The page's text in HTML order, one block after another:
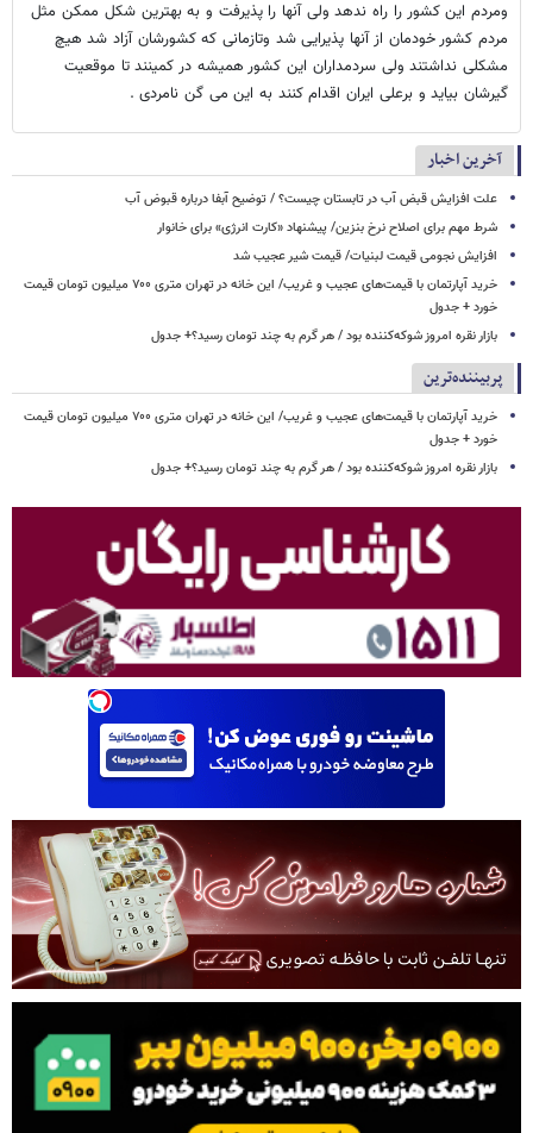
ومردم این کشور را راه ندهد ولی آنها را پذیرفت و به بهترین شکل ممکن مثل
مردم کشور خودمان از آنها پذیرایی شد وتازمانی که کشورشان آزاد شد هیچ
مشکلی نداشتند ولی سردمداران این کشور همیشه در کمینند تا موقعیت
گیرشان بیاید و برعلی ایران اقدام کنند به این می گن نامردی .
آخرین اخبار
علت افزایش قبض آب در تابستان چیست؟ / توضیح آبفا درباره قبوض آب
شرط مهم برای اصلاح نرخ بنزین/ پیشنهاد «کارت انرژی» برای خانوار
افزایش نجومی قیمت لبنیات/ قیمت شیر عجیب شد
خرید آپارتمان با قیمت‌های عجیب و غریب/ این خانه در تهران متری ۷۰۰ میلیون تومان قیمت
خورد + جدول
بازار نقره امروز شوکه‌کننده بود / هر گرم به چند تومان رسید؟+ جدول
پربیننده‌ترین
خرید آپارتمان با قیمت‌های عجیب و غریب/ این خانه در تهران متری ۷۰۰ میلیون تومان قیمت
خورد + جدول
بازار نقره امروز شوکه‌کننده بود / هر گرم به چند تومان رسید؟+ جدول